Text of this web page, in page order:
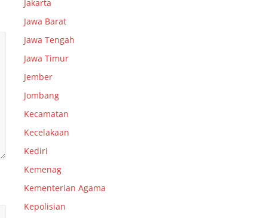
Jakarta
Jawa Barat
Jawa Tengah
Jawa Timur
Jember
Jombang
Kecamatan
Kecelakaan
Kediri
Kemenag
Kementerian Agama
Kepolisian